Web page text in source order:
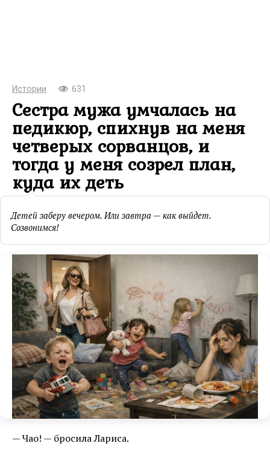
Истории 631
Сестра мужа умчалась на
педикюр, спихнув на меня
четверых сорванцов, и
тогда у меня созрел план,
куда их деть
Детей заберу вечером. Или завтра — как выйдет.
Созвонимся!
— Чао! — бросила Лариса.